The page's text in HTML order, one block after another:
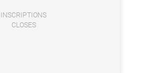
INSCRIPTIONS
CLOSES